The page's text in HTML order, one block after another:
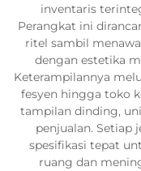
inventaris
Perangkat ini
ritel sambil
dengan estetika
Keterampilannya
fesyen hingga toko
tampilan dinding,
penjualan. Setiap
spesifikasi tepat
ruang dan